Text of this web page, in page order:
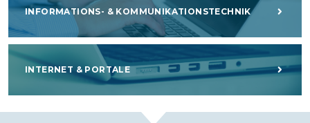
INFORMATIONS- & KOMMUNIKATIONSTECHNIK
INTERNET & PORTALE